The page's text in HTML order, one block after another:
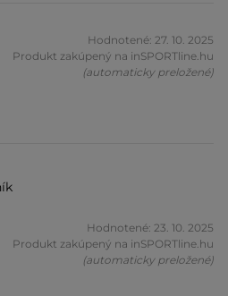
Hodnotené: 27. 10. 2025
Produkt zakúpený na inSPORTline.hu
(automaticky preložené)
Hodnotené: 23. 10. 2025
Produkt zakúpený na inSPORTline.hu
(automaticky preložené)